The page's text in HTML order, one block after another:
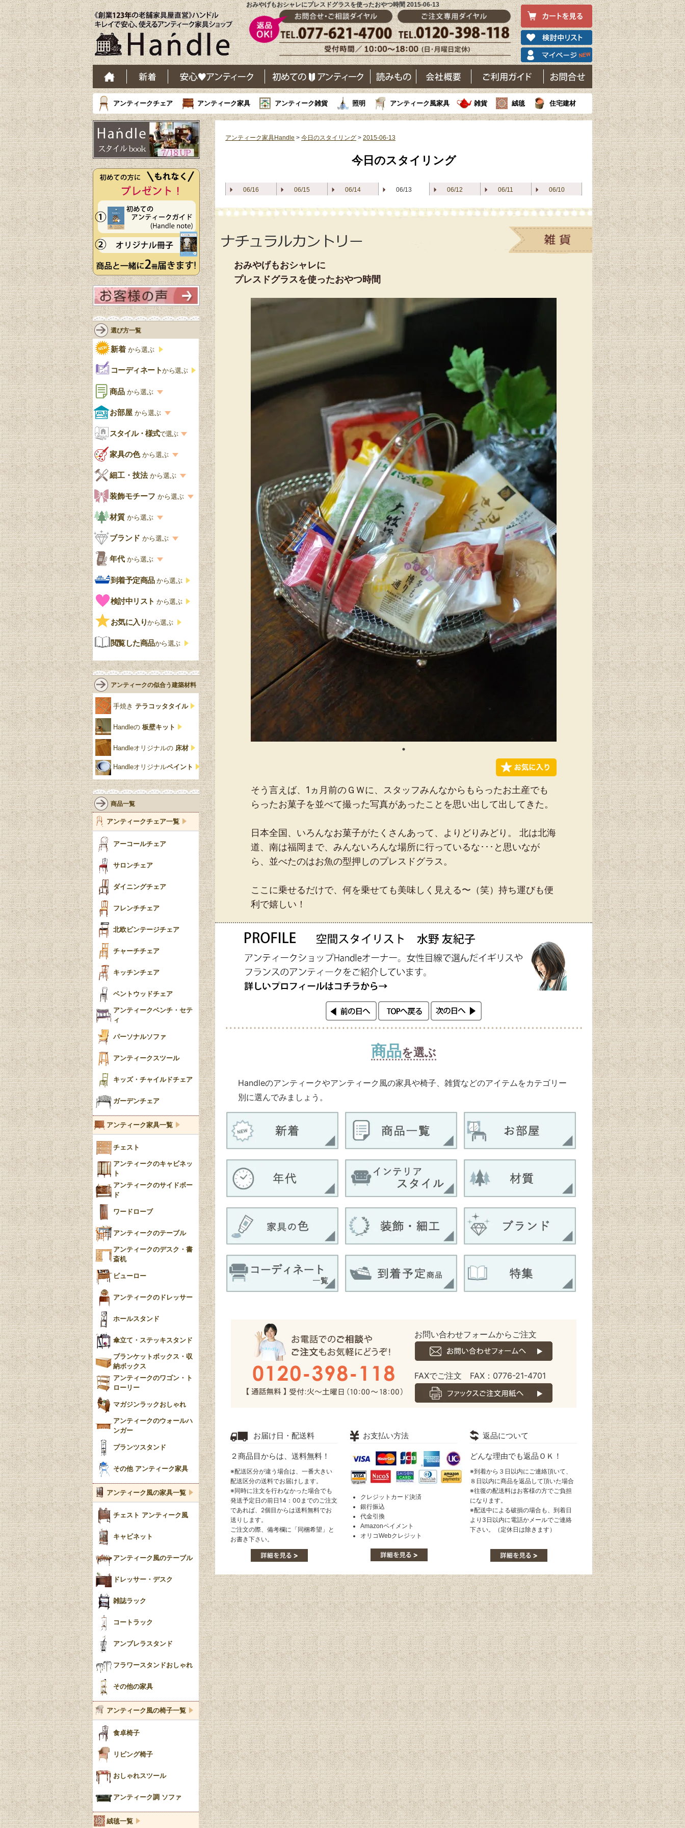
おみやげもおシャレにプレスドグラスを使ったおやつ時間 2015-06-13
アンティークチェア アンティーク家具 アンティーク雑貨 照明 アンティーク風家具 雑貨 絨毯 住宅建材
アンティーク家具Handle > 今日のスタイリング > 2015-06-13
今日のスタイリング
06/16 06/15 06/14 06/13 06/12 06/11 06/10
おみやげもおシャレに
プレスドグラスを使ったおやつ時間
そう言えば、1ヵ月前のＧＷに、スタッフみんなからもらったお土産でも
らったお菓子を並べて撮った写真があったことを思い出して出してきた。
日本全国、いろんなお菓子がたくさんあって、よりどりみどり。 北は北海
道、南は福岡まで、みんないろんな場所に行っているな･･･と思いなが
ら、並べたのはお魚の型押しのプレスドグラス。
ここに乗せるだけで、何を乗せても美味しく見える〜（笑）持ち運びも便
利で嬉しい！
商品を選ぶ
Handleのアンティークやアンティーク風の家具や椅子、雑貨などのアイテムをカテゴリー
別に選んでみましょう。
お問い合わせフォームからご注文
FAXでご注文 FAX：0776-21-4701
お届け日・配送料
２商品目からは、送料無料！
※配送区分が違う場合は、一番大きい
配送区分の送料でお届けします。
※同時に注文を行わなかった場合でも
発送予定日の前日14：00までのご注文
であれば、2個目からは送料無料でお
送りします。
ご注文の際、備考欄に「同梱希望」と
お書き下さい。
お支払い方法
クレジットカード決済
銀行振込
代金引換
Amazonペイメント
オリコWebクレジット
返品について
どんな理由でも返品ＯＫ！
※到着から３日以内にご連絡頂いて、
８日以内に商品を返品して頂いた場合
※往復の配送料はお客様の方でご負担
になります。
※配送中による破損の場合も、到着日
より3日以内に電話かメールでご連絡
下さい。（定休日は除きます）
選び方一覧
新着 から選ぶ
コーディネートから選ぶ
商品 から選ぶ
商品一覧を見る
収納家具
書棚
デスクおしゃれ
食器棚おしゃれ
木製ワゴン
ェア
洋服タンス
チェストおしゃれ
クローゼット
鏡台
花台
仏壇おしゃれ
靴箱収納
スリッパ収納
壁掛け家具
パーテーション・間
仕切り
ガーデンファニチャ
ー
ミラー
花瓶おしゃれ
陶器の人形
キャンドルホルダー
お部屋 から選ぶ
お部屋から選ぶ一覧
リビング
キッチン・ダイニング
スタイル・様式で選ぶ
スタイル一覧
英国アンティーク
英国クラシック
式
エリザベス様式
ジャコビアン
ロココ様式
ミッドセンチュリー
アールデコ
家具の色から選ぶ
家具の色一覧
カスタード色
アップルパイ色
白・ホワイト
黒・ブラック
細工・技法 から選ぶ
細工・技法の一覧
象嵌・マーケットリー
寄木・パーケットリー
装飾モチーフ から選ぶ
模様の一覧
ペディメント
コーニス
グ
ストラップワーク
雷文
ビーディング
リネンフォールド
ルネット
アカンサス
パイクラスト
脚のモチーフ一覧
ターニングレッグ
バルボスレッグ
ボビンターニング
ツイスト
トライポッド
バラスター
陶磁器の模様一覧
イマリ（IMARI）
ブルー＆ホワイト
ブルーウィローパターン
Blue）
YUAN
チンツ
クリノリン
材質 から選ぶ
材質の一覧
オーク材
マホガニー
ローズウッド材
サテンウッド材
ブランド から選ぶ
ブランド一覧
Handleオリジナル
ウィリアムモリス
ロイドルーム
コントワールドファミー
ユ
ジェニファーテイラー
チェスターフィールド
リリパットレーン
アングルポイズ
ウォーカー＆ホール
年代 から選ぶ
年代別の一覧
アンティーク
ビンテージ
到着予定商品から選ぶ
検討中リスト から選ぶ
お気に入りから選ぶ
閲覧した商品から選ぶ
アンティークの似合う建築材料
手焼き テラコッタタイル
Handleの 板壁キット
Handleオリジナルの 床材
Handleオリジナルペイント
商品一覧
アンティークチェア一覧
アーコールチェア
サロンチェア
ダイニングチェア
フレンチチェア
北欧ビンテージチェア
チャーチチェア
キッチンチェア
ベントウッドチェア
アンティークベンチ・セテ
ィ
パーソナルソファ
アンティークスツール
キッズ・チャイルドチェア
ガーデンチェア
アンティーク家具一覧
チェスト
アンティークのキャビネッ
ト
アンティークのサイドボー
ド
ワードローブ
アンティークのテーブル
アンティークのデスク・書
斎机
ビューロー
アンティークのドレッサー
ホールスタンド
傘立て・ステッキスタンド
ブランケットボックス・収
納ボックス
アンティークのワゴン・ト
ローリー
マガジンラックおしゃれ
アンティークのウォールハ
ンガー
プランツスタンド
その他 アンティーク家具
アンティーク風の家具一覧
チェスト アンティーク風
キャビネット
アンティーク風のテーブル
ドレッサー・デスク
雑誌ラック
コートラック
アンブレラスタンド
フラワースタンドおしゃれ
その他の家具
アンティーク風の椅子一覧
食卓椅子
リビング椅子
おしゃれスツール
アンティーク調 ソファ
絨毯一覧